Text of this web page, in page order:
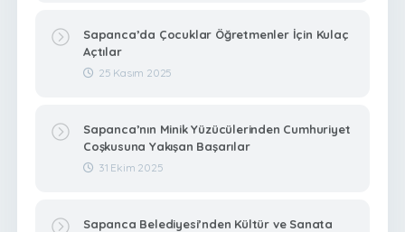
Sapanca’da Çocuklar Öğretmenler İçin Kulaç
Açtılar
25 Kasım 2025
Sapanca’nın Minik Yüzücülerinden Cumhuriyet
Coşkusuna Yakışan Başarılar
31 Ekim 2025
Sapanca Belediyesi’nden Kültür ve Sanata